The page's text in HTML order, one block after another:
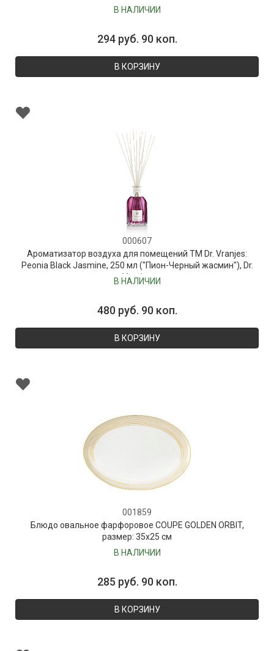
В НАЛИЧИИ
294 руб. 90 коп.
В КОРЗИНУ
000607
Ароматизатор воздуха для помещений ТМ Dr. Vranjes:
Peonia Black Jasmine, 250 мл ("Пион-Черный жасмин"), Dr.
Vranjes
В НАЛИЧИИ
480 руб. 90 коп.
В КОРЗИНУ
001859
Блюдо овальное фарфоровое COUPE GOLDEN ORBIT,
размер: 35х25 см
В НАЛИЧИИ
285 руб. 90 коп.
В КОРЗИНУ